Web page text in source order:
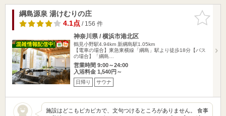
お気に入
りに追加
綱島源泉 湯けむりの庄
4.1点/ 156 件
神奈川県 / 横浜市港北区
鶴見小野駅4.94km 新綱島駅1.05km
【電車の場合】東急東横線「綱島」駅より徒歩18分【バス
の場合】「綱島…
営業時間 9:00～24:00
入浴料金 1,540円～
日帰り サウナ
施設はどこもピカピカで、文句つけるところがありません。 食事